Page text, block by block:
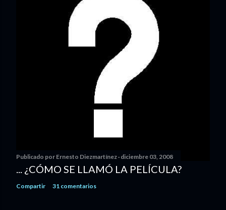
Publicado por Ernesto Diezmartínez diciembre 03, 2008
... ¿CÓMO SE LLAMÓ LA PELÍCULA?
Compartir 31 comentarios